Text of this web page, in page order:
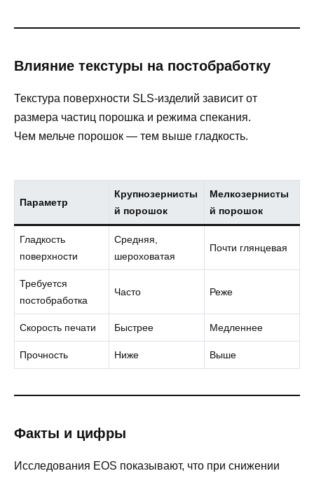
Влияние текстуры на постобработку
Текстура поверхности SLS-изделий зависит от
размера частиц порошка и режима спекания.
Чем мельче порошок — тем выше гладкость.
Параметр
Крупнозернисты
й порошок
Мелкозернисты
й порошок
Гладкость
поверхности
Средняя,
шероховатая
Почти глянцевая
Требуется
постобработка
Часто Реже
Скорость печати Быстрее Медленнее
Прочность Ниже Выше
Факты и цифры
Исследования EOS показывают, что при снижении